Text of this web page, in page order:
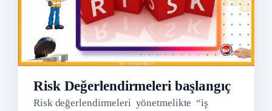
Risk Değerlendirmeleri başlangıç
Risk değerlen­dirmeleri yönetmelikte “iş